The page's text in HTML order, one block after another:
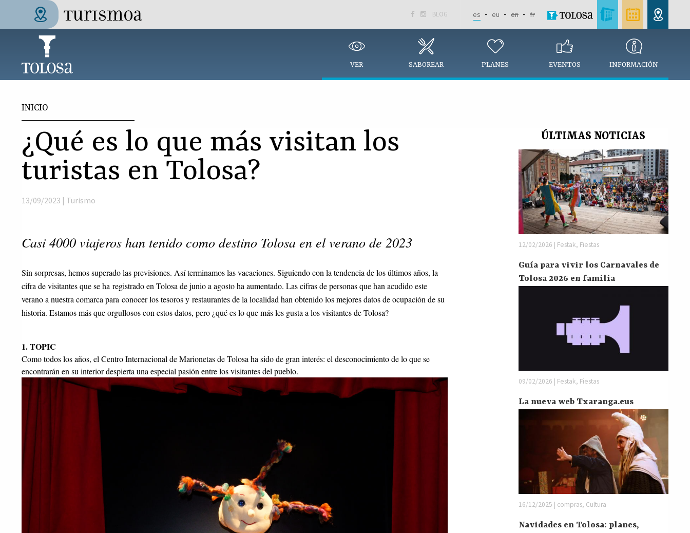
Pasar al contenido principal
Tolosa Turismoa
  BLOG es eu en fr
VER SABOREAR PLANES EVENTOS INFORMACIÓN
INICIO
¿Qué es lo que más visitan los
turistas en Tolosa?
13/09/2023 | Turismo
Casi 4000 viajeros han tenido como destino Tolosa en el verano de 2023
Sin sorpresas, hemos superado las previsiones. Así terminamos las vacaciones. Siguiendo con la tendencia de los últimos años, la
cifra de visitantes que se ha registrado en Tolosa de junio a agosto ha aumentado. Las cifras de personas que han acudido este
verano a nuestra comarca para conocer los tesoros y restaurantes de la localidad han obtenido los mejores datos de ocupación de su
historia. Estamos más que orgullosos con estos datos, pero ¿qué es lo que más les gusta a los visitantes de Tolosa?
1. TOPIC
Como todos los años, el Centro Internacional de Marionetas de Tolosa ha sido de gran interés: el desconocimiento de lo que se
encontrarán en su interior despierta una especial pasión entre los visitantes del pueblo.
ÚLTIMAS NOTICIAS
12/02/2026 | Festak, Fiestas
Guía para vivir los Carnavales de
Tolosa 2026 en familia
09/02/2026 | Festak, Fiestas
La nueva web Txaranga.eus
16/12/2025 | compras, Cultura
Navidades en Tolosa: planes,